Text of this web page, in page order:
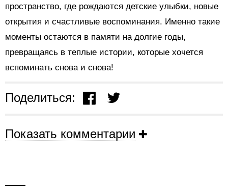
пространство, где рождаются детские улыбки, новые
открытия и счастливые воспоминания. Именно такие
моменты остаются в памяти на долгие годы,
превращаясь в теплые истории, которые хочется
вспоминать снова и снова!
Поделиться:
Показать комментарии